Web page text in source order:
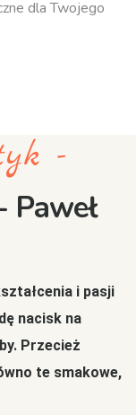
dla Twojego
-
Paweł
i pasji
nacisk na
Przecież
te smakowe,